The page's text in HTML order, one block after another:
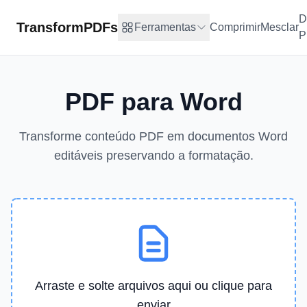
TransformPDFs Ferramentas ComprimirMesclar
PDF para Word
Transforme conteúdo PDF em documentos Word
editáveis preservando a formatação.
Arraste e solte arquivos aqui ou clique para